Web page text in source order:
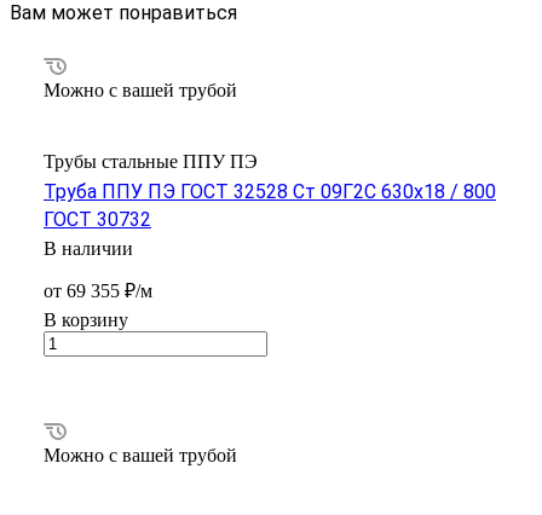
Вам может понравиться
Можно с вашей трубой
Трубы стальные ППУ ПЭ
Труба ППУ ПЭ ГОСТ 32528 Ст 09Г2С 630x18 / 800
ГОСТ 30732
В наличии
от 69 355 ₽/м
В корзину
Можно с вашей трубой